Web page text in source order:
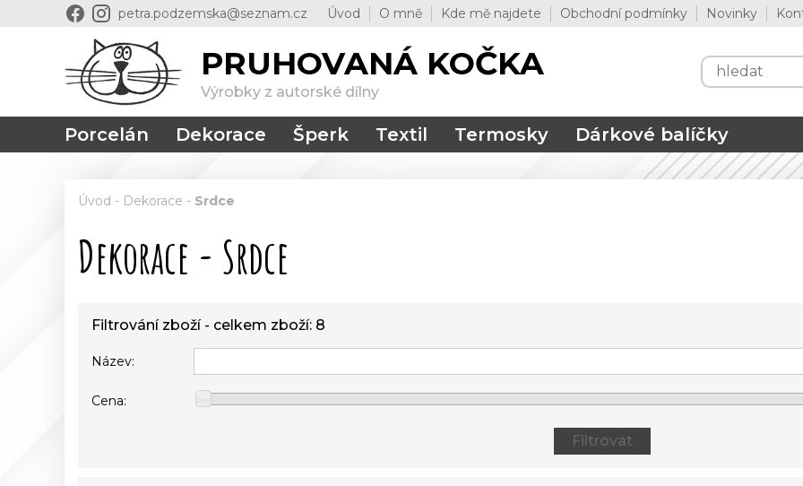
petra.podzemska@seznam.cz Úvod O mně Kde mě najdete Obchodní podmínky Novinky
PRUHOVANÁ KOČKA
Výrobky z autorské dílny
Porcelán Dekorace Šperk Textil Termosky Dárkové balíčky
Úvod - Dekorace - Srdce
Dekorace - Srdce
Filtrování zboží - celkem zboží: 8
Název:
Cena: